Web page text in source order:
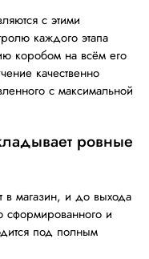
с этими
каждого этапа
коробом на всём его
качественно
с максимальной
ровные
в магазин, и до выхода
сформированного и
под полным